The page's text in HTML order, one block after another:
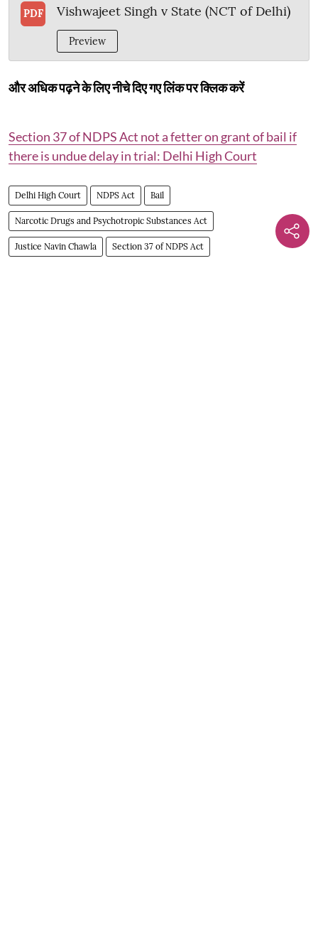
PDF Vishwajeet Singh v State (NCT of Delhi)
Preview
और अधिक पढ़ने के लिए नीचे दिए गए लिंक पर क्लिक करें
Section 37 of NDPS Act not a fetter on grant of bail if
there is undue delay in trial: Delhi High Court
Delhi High Court NDPS Act Bail
Narcotic Drugs and Psychotropic Substances Act
Justice Navin Chawla Section 37 of NDPS Act